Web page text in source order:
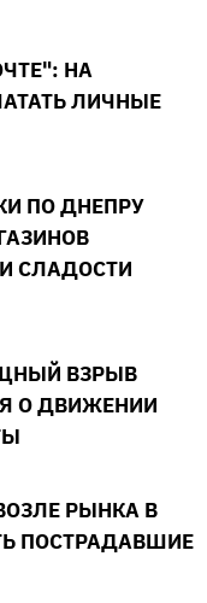
НА
ЛИЧНЫЕ
ПО ДНЕПРУ
СЛАДОСТИ
ВЗРЫВ
О ДВИЖЕНИИ
РЫНКА В
ПОСТРАДАВШИЕ